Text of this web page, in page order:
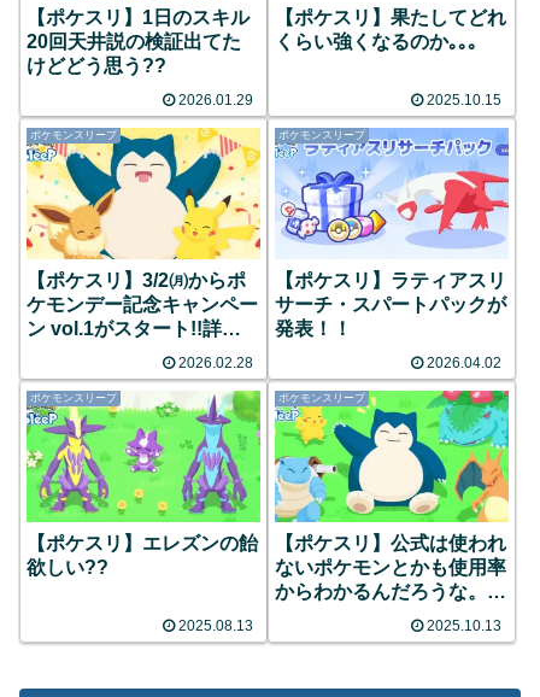
【ポケスリ】1日のスキル
20回天井説の検証出てた
けどどう思う??
2026.01.29
【ポケスリ】果たしてどれ
くらい強くなるのか｡｡｡
2025.10.15
ポケモンスリープ
【ポケスリ】3/2㈪からポ
ケモンデー記念キャンペー
ン vol.1がスタート!!詳細
とみんなの反応まとめ
2026.02.28
ポケモンスリープ
【ポケスリ】ラティアスリ
サーチ・スパートパックが
発表！！
2026.04.02
ポケモンスリープ
【ポケスリ】エレズンの飴
欲しい??
2025.08.13
ポケモンスリープ
【ポケスリ】公式は使われ
ないポケモンとかも使用率
からわかるんだろうな。誰
2025.10.13